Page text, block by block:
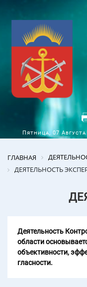
Пятница, 07
ГЛАВНАЯ
ДЕЯТЕЛЬНОСТЬ
Деятельность
области
объективности,
гласности.